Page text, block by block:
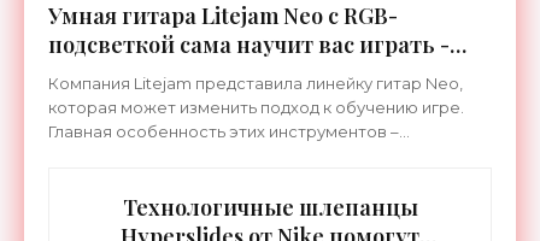
Умная гитара Litejam Neo с RGB-
подсветкой сама научит вас играть -
«Гаджеты»
Компания Litejam представила линейку гитар Neo,
которая может изменить подход к обучению игре.
Главная особенность этих инструментов –
Технологичные шлепанцы